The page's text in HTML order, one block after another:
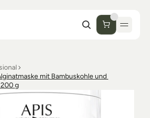
mit Bambuskohle und
g